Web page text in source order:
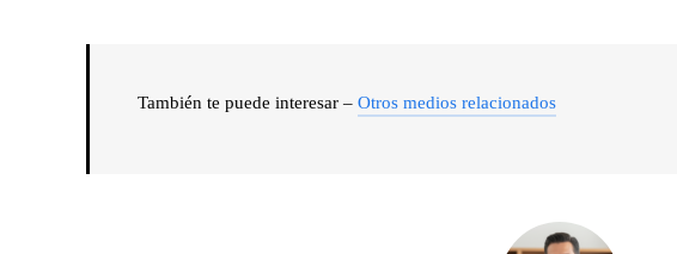
También te puede interesar – Otros medios relacionados